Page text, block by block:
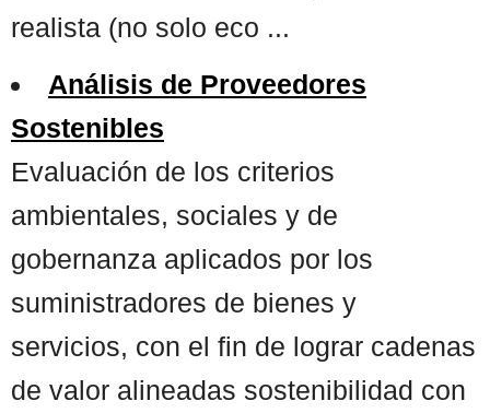
realista (no solo eco ...
Análisis de Proveedores
Sostenibles
Evaluación de los criterios
ambientales, sociales y de
gobernanza aplicados por los
suministradores de bienes y
servicios, con el fin de lograr cadenas
de valor alineadas sostenibilidad con